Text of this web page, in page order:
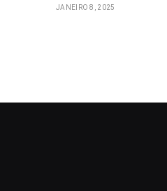
JANEIRO 8, 2025